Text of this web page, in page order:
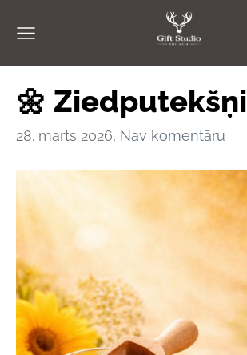
🌼 Ziedputekšņi
28. marts 2026, Nav komentāru